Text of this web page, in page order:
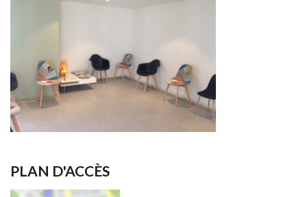
PLAN D'ACCÈS